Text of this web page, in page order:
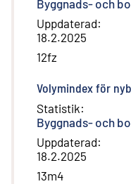
Byggnads- och
Uppdaterad:
18.2.2025
12fz
Volymindex för
Statistik:
Byggnads- och
Uppdaterad:
18.2.2025
13m4